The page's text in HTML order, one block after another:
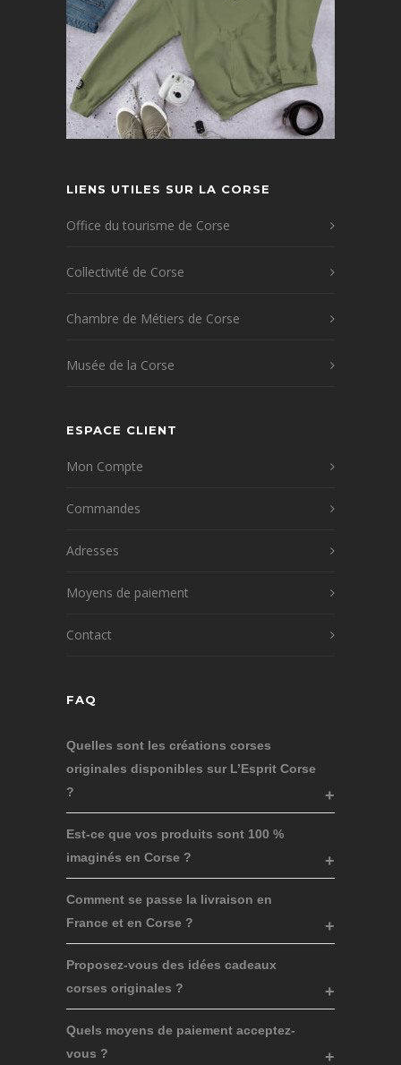
LIENS UTILES SUR LA CORSE
Office du tourisme de Corse
Collectivité de Corse
Chambre de Métiers de Corse
Musée de la Corse
ESPACE CLIENT
Mon Compte
Commandes
Adresses
Moyens de paiement
Contact
FAQ
Quelles sont les créations corses
originales disponibles sur L’Esprit Corse
?
Est-ce que vos produits sont 100 %
imaginés en Corse ?
Comment se passe la livraison en
France et en Corse ?
Proposez-vous des idées cadeaux
corses originales ?
Quels moyens de paiement acceptez-
vous ?